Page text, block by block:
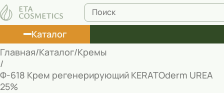
Каталог
Лосьоны
Главная Каталог Кремы
Ф-618 Крем регенерирующий КЕRАТОderm UREA
25%